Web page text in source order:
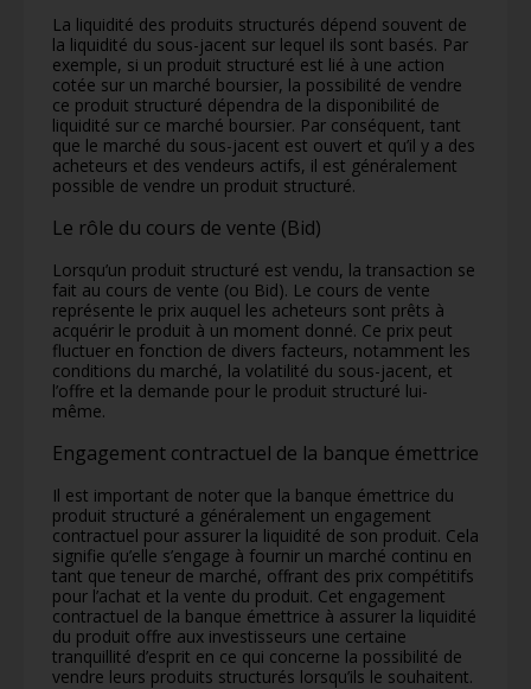
La liquidité des produits structurés dépend souvent de
la liquidité du sous-jacent sur lequel ils sont basés. Par
exemple, si un produit structuré est lié à une action
cotée sur un marché boursier, la possibilité de vendre
ce produit structuré dépendra de la disponibilité de
liquidité sur ce marché boursier. Par conséquent, tant
que le marché du sous-jacent est ouvert et qu’il y a des
acheteurs et des vendeurs actifs, il est généralement
possible de vendre un produit structuré.
Le rôle du cours de vente (Bid)
Lorsqu’un produit structuré est vendu, la transaction se
fait au cours de vente (ou Bid). Le cours de vente
représente le prix auquel les acheteurs sont prêts à
acquérir le produit à un moment donné. Ce prix peut
fluctuer en fonction de divers facteurs, notamment les
conditions du marché, la volatilité du sous-jacent, et
l’offre et la demande pour le produit structuré lui-
même.
Engagement contractuel de la banque émettrice
Il est important de noter que la banque émettrice du
produit structuré a généralement un engagement
contractuel pour assurer la liquidité de son produit. Cela
signifie qu’elle s’engage à fournir un marché continu en
tant que teneur de marché, offrant des prix compétitifs
pour l’achat et la vente du produit. Cet engagement
contractuel de la banque émettrice à assurer la liquidité
du produit offre aux investisseurs une certaine
tranquillité d’esprit en ce qui concerne la possibilité de
vendre leurs produits structurés lorsqu’ils le souhaitent.